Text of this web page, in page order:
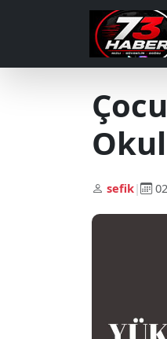
sefik|